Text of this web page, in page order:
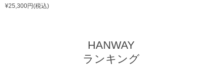
¥25,300円(税込)
HANWAY
ランキング